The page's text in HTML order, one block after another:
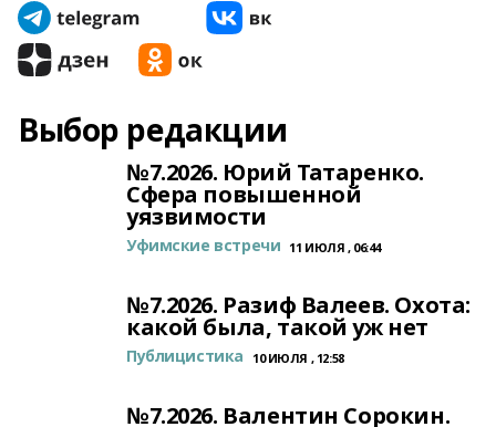
Выбор редакции
№7.2026. Юрий Татаренко.
Сфера повышенной
уязвимости
Уфимские встречи 11 ИЮЛЯ , 06:44
№7.2026. Разиф Валеев. Охота:
какой была, такой уж нет
Публицистика 10 ИЮЛЯ , 12:58
№7.2026. Валентин Сорокин.